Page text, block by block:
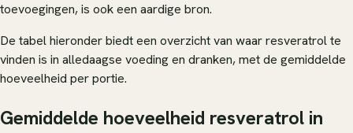
toevoegingen, is ook een aardige bron.
De tabel hieronder biedt een overzicht van waar resveratrol te
vinden is in alledaagse voeding en dranken, met de gemiddelde
hoeveelheid per portie.
Gemiddelde hoeveelheid resveratrol in